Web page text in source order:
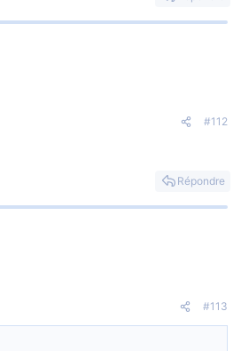
#112
Répondre
#113